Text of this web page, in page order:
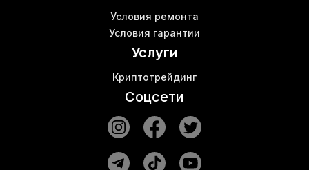
Условия ремонта
Условия гарантии
Услуги
Криптотрейдинг
Соцсети